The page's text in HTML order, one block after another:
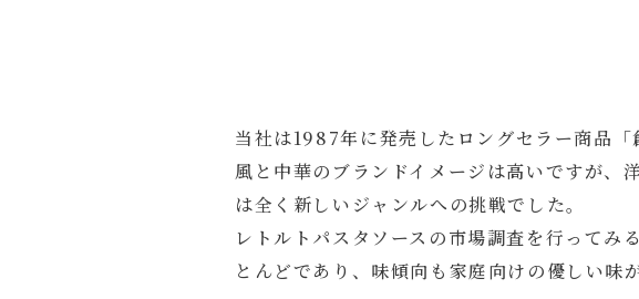
当社は1987年に発売したロングセラー商品
風と中華のブランドイメージは高いですが、
は全く新しいジャンルへの挑戦でした。
レトルトパスタソースの市場調査を行ってみ
とんどであり、味傾向も家庭向けの優しい味